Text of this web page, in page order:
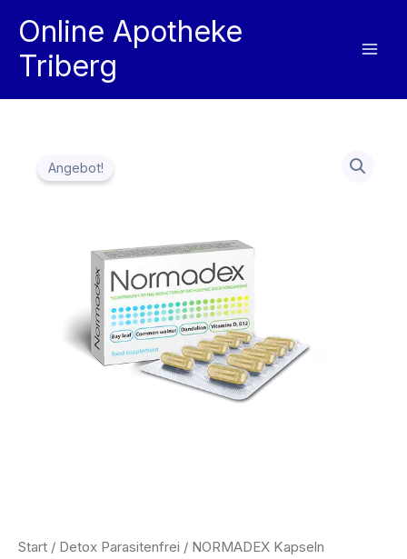
Inhalt
springen
Online Apotheke
Triberg
Angebot!
Start / Detox Parasitenfrei / NORMADEX Kapseln